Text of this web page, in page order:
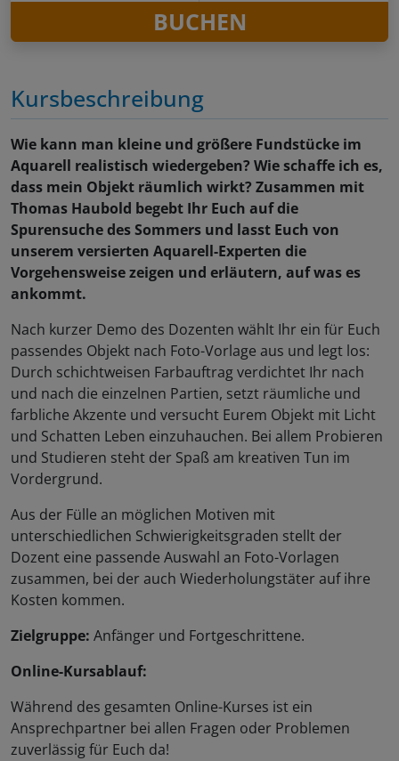
Kursbeschreibung
Wie kann man kleine und größere Fundstücke im
Aquarell realistisch wiedergeben? Wie schaffe ich es,
dass mein Objekt räumlich wirkt? Zusammen mit
Thomas Haubold begebt Ihr Euch auf die
Spurensuche des Sommers und lasst Euch von
unserem versierten Aquarell-Experten die
Vorgehensweise zeigen und erläutern, auf was es
ankommt.
Nach kurzer Demo des Dozenten wählt Ihr ein für Euch
passendes Objekt nach Foto-Vorlage aus und legt los:
Durch schichtweisen Farbauftrag verdichtet Ihr nach
und nach die einzelnen Partien, setzt räumliche und
farbliche Akzente und versucht Eurem Objekt mit Licht
und Schatten Leben einzuhauchen. Bei allem Probieren
und Studieren steht der Spaß am kreativen Tun im
Vordergrund.
Aus der Fülle an möglichen Motiven mit
unterschiedlichen Schwierigkeitsgraden stellt der
Dozent eine passende Auswahl an Foto-Vorlagen
zusammen, bei der auch Wiederholungstäter auf ihre
Kosten kommen.
Zielgruppe: Anfänger und Fortgeschrittene.
Online-Kursablauf:
Während des gesamten Online-Kurses ist ein
Ansprechpartner bei allen Fragen oder Problemen
zuverlässig für Euch da!
BUCHEN